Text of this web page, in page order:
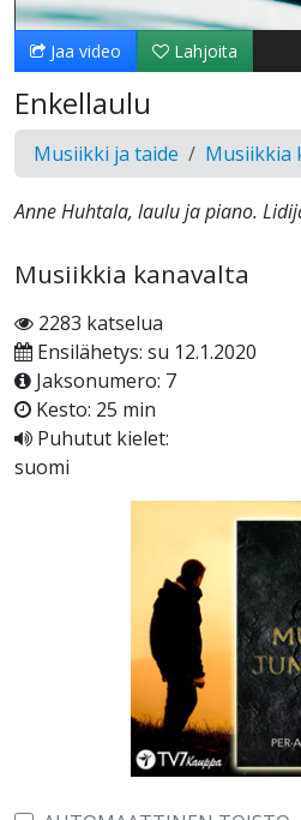
Jaa video Lahjoita
Enkellaulu
Musiikki ja taide Musiikkia
Anne Huhtala, laulu ja piano.
Musiikkia kanavalta
2283 katselua
Ensilähetys: su 12.1.2020
Jaksonumero: 7
Kesto: 25 min
Puhutut kielet:
suomi